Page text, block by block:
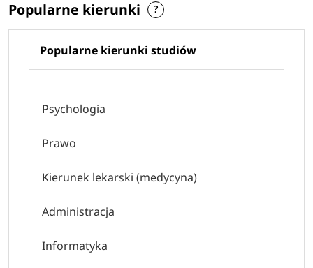
Popularne kierunki
Popularne kierunki studiów
Psychologia
Prawo
Kierunek lekarski (medycyna)
Administracja
Informatyka